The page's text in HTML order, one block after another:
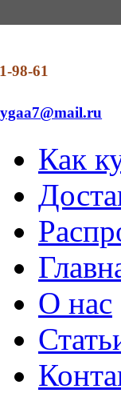
98-61
Как
О нас